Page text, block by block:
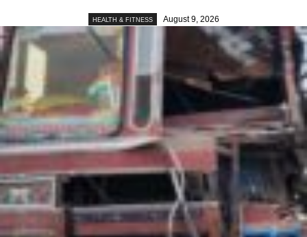
HEALTH & FITNESS August 9, 2026